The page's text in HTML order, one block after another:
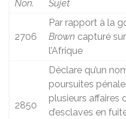
Non. Sujet
2706
Par rapport à la
Brown capturé
l’Afrique
2850
Déclare qu’un
poursuites
plusieurs affaires
d’esclaves en